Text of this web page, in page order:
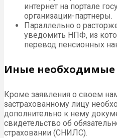
интернет на портале
организации-партнеры.
Параллельно о
уведомить НПФ, из
перевод пенсионных
Иные
Кроме заявления о своем
застрахованному лицу
дополнительно к нему
свидетельство об
страховании (СНИЛС).